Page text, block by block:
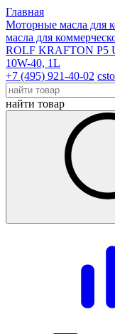
Главная
Моторные масла для
масла для
ROLF KRAFTON P5
10W-40, 1L
+7 (495) 921-40-02
найти товар